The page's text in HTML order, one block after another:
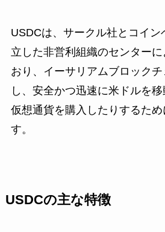
USDCは、サークル社とコイン
立した非営利組織のセンター
おり、イーサリアムブロック
し、安全かつ迅速に米ドルを
仮想通貨を購入したりするた
す。
USDCの主な特徴